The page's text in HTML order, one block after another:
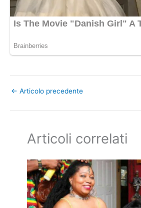
← Articolo precedente
Articoli correlati